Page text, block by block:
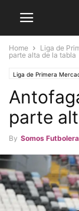
Home Liga de
parte alta de la tabla
Liga de Primera
parte
By Somos